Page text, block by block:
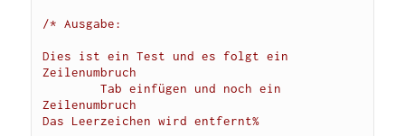
/* Ausgabe:
Dies ist ein Test und es folgt ein
Zeilenumbruch
        Tab einfügen und noch ein
Zeilenumbruch
Das Leerzeichen wird entfernt%